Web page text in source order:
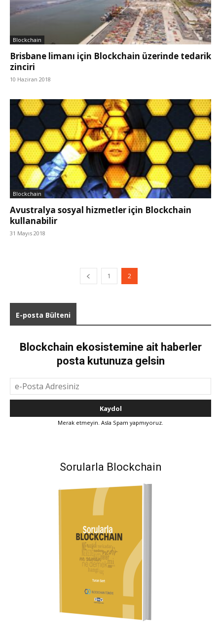
Blockchain
Brisbane limanı için Blockchain üzerinde tedarik
zinciri
10 Haziran 2018
Blockchain
Avustralya sosyal hizmetler için Blockchain
kullanabilir
31 Mayıs 2018
1 2
E-posta Bülteni
Blockchain ekosistemine ait haberler
posta kutunuza gelsin
Merak etmeyin. Asla Spam yapmıyoruz.
Sorularla Blockchain